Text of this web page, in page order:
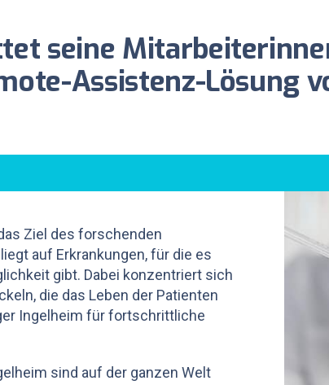
seine
Assistenz-Lösung
Ziel des forschenden
auf Erkrankungen, für die es
gibt. Dabei konzentriert sich
die das Leben der Patienten
Ingelheim für fortschrittliche
sind auf der ganzen Welt